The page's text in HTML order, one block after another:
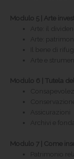
Modulo 5 | Arte
Arte: il
Arte:
Il bene di
Arte e
Modulo 6 | Tutela
Assicurazioni
Archivi e
Modulo 7 | Come
Patrimonio